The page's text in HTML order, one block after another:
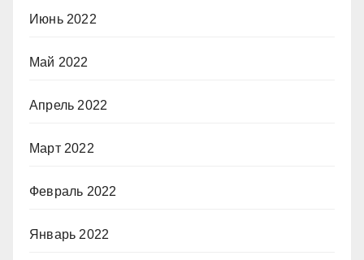
Июнь 2022
Май 2022
Апрель 2022
Март 2022
Февраль 2022
Январь 2022